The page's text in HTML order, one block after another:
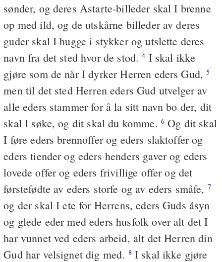
sønder, og deres Astarte-billeder skal I brenne
op med ild, og de utskårne billeder av deres
guder skal I hugge i stykker og utslette deres
navn fra det sted hvor de stod.4 I skal ikke
gjøre som de når I dyrker Herren eders Gud,5
men til det sted Herren eders Gud utvelger av
alle eders stammer for å la sitt navn bo der, dit
skal I søke, og dit skal du komme. 6 Og dit skal
I føre eders brennoffer og eders slaktoffer og
eders tiender og eders henders gaver og eders
lovede offer og eders frivillige offer og det
førstefødte av eders storfe og av eders småfe, 7
og der skal I ete for Herrens, eders Guds åsyn
og glede eder med eders husfolk over alt det I
har vunnet ved eders arbeid, alt det Herren din
Gud har velsignet dig med. 8I skal ikke gjøre